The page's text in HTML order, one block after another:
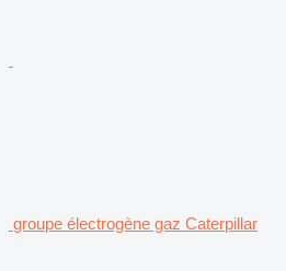
groupe électrogène gaz Caterpillar